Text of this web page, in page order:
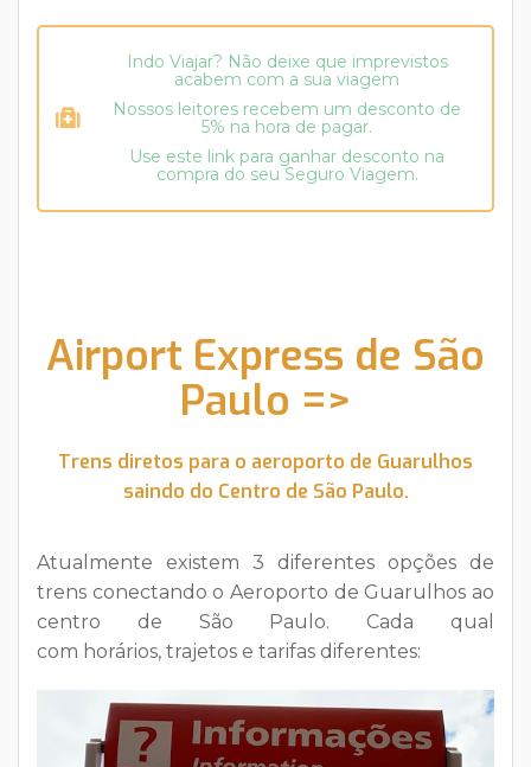
Indo Viajar? Não deixe que imprevistos
acabem com a sua viagem
Nossos leitores recebem um desconto de
5% na hora de pagar.
Use este link para ganhar desconto na
compra do seu Seguro Viagem.
Airport Express de São
Paulo =>
Trens diretos para o aeroporto de Guarulhos
saindo do Centro de São Paulo.
Atualmente existem 3 diferentes opções de
trens conectando o Aeroporto de Guarulhos ao
centro de São Paulo. Cada qual
com horários, trajetos e tarifas diferentes: